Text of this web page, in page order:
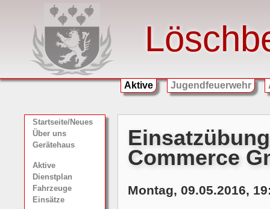
Aktive Jugendfeuerwehr
Startseite/Neues
Über uns
Gerätehaus
Aktive
Dienstplan
Fahrzeuge
Einsätze
Commerce
Montag, 09.05.2016,